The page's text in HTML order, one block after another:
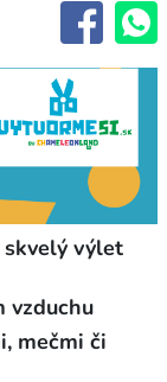
skvelý výlet
vzduchu
mečmi či